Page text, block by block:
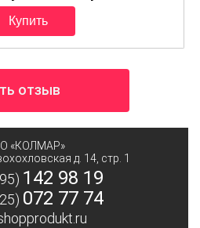
отзыв
«КОЛМАР»
д. 14, стр. 1
142 98 19
072 77 74